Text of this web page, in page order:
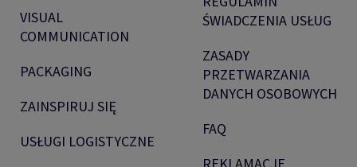
VISUAL
COMMUNICATION
PACKAGING
ZAINSPIRUJ SIĘ
USŁUGI LOGISTYCZNE
ŚWIADCZENIA USŁUG
ZASADY
PRZETWARZANIA
DANYCH OSOBOWYCH
FAQ